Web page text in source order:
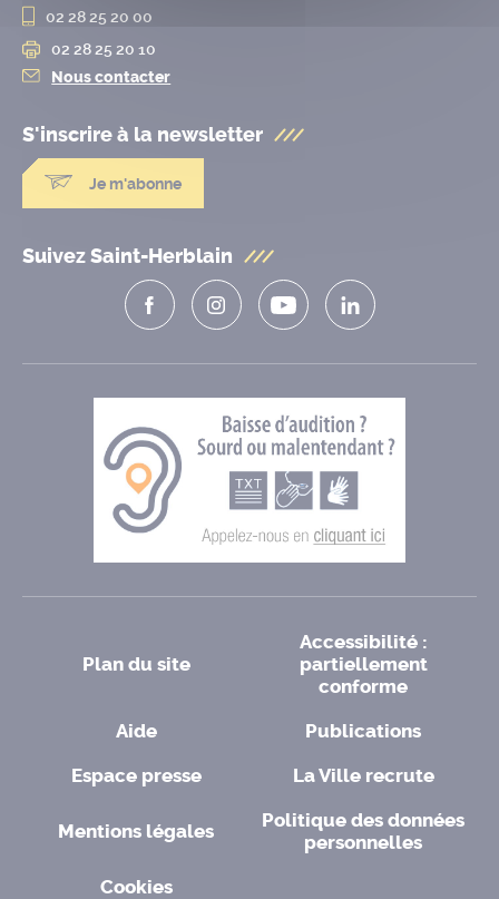
02 28 25 20 00
02 28 25 20 10
Nous contacter
S'inscrire à la newsletter
Je m'abonne
Suivez Saint-Herblain
Plan du site
Accessibilité :
partiellement
conforme
Aide
Publications
Espace presse
La Ville recrute
Mentions légales
Politique des données
personnelles
Cookies